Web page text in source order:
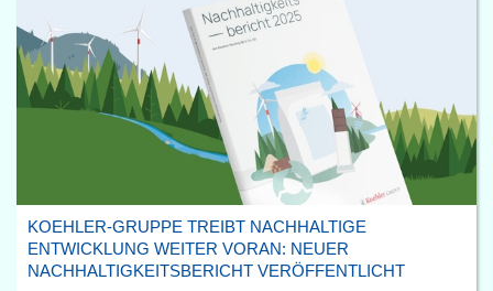
KOEHLER-GRUPPE TREIBT NACHHALTIGE
ENTWICKLUNG WEITER VORAN: NEUER
NACHHALTIGKEITSBERICHT VERÖFFENTLICHT